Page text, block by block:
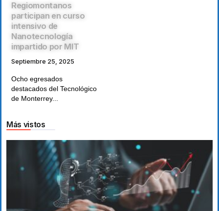
Regiomontanos
participan en curso
intensivo de
Nanotecnología
impartido por MIT
Septiembre 25, 2025
Ocho egresados
destacados del Tecnológico
de Monterrey...
Más vistos